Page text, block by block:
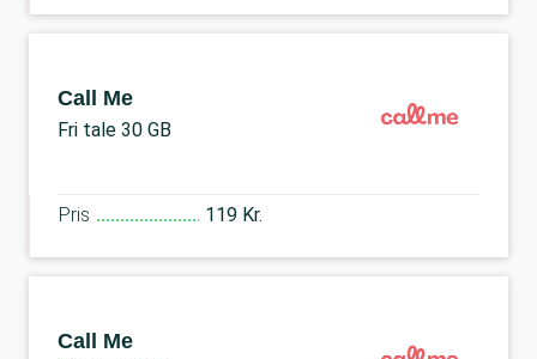
Call Me
Fri tale 30 GB
Pris 119 Kr.
Call Me